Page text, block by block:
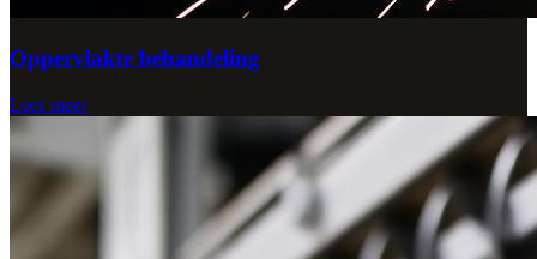
Oppervlakte behandeling
Lees meer